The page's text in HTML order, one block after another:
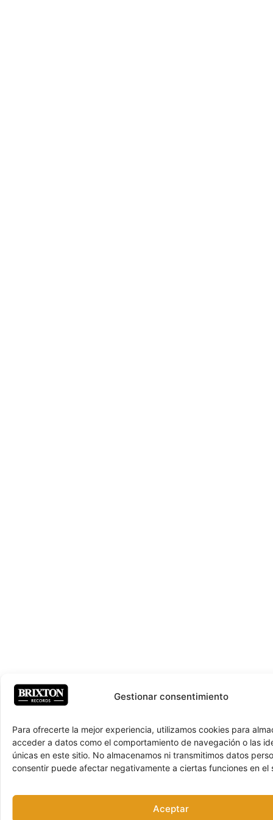
Gestionar consentimiento
Para ofrecerte la mejor experiencia, utilizamos cookies para
acceder a datos como el comportamiento de navegación o las
únicas en este sitio. No almacenamos ni transmitimos datos
consentir puede afectar negativamente a ciertas funciones en el
Aceptar